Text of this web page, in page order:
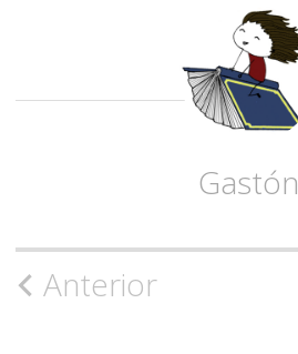
Gastón
Navegación
Anterior